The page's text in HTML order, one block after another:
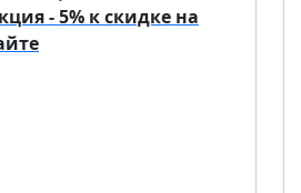
- 5% к скидке на